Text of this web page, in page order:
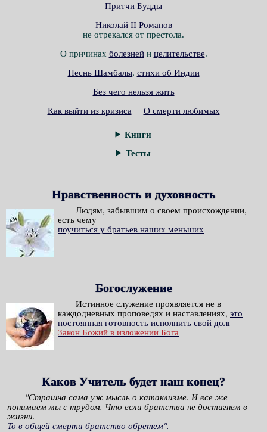
Притчи Будды
Николай II Романов
не отрекался от престола.
О причинах болезнейи целительстве.
Песнь Шамбалы, стихи об Индии
Без чего нельзя жить
Как выйти из кризиса
О смерти любимых
Книги
Тесты
Нравственность и духовность
Людям, забывшим о своем происхождении,
есть чему
поучиться у братьев наших меньших
Богослужение
Истинное служение проявляется не в
каждодневных проповедях и наставлениях, это
постоянная готовность исполнить свой долг
Закон Божий в изложении Бога
Каков Учитель будет наш конец?
"Страшна сама уж мысль о катаклизме. И все же
понимаем мы с трудом. Что если братства не достигнем в
жизни.
То в общей смерти братство обретем".